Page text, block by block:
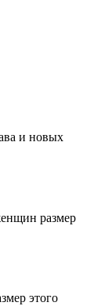
и новых
размер
этого